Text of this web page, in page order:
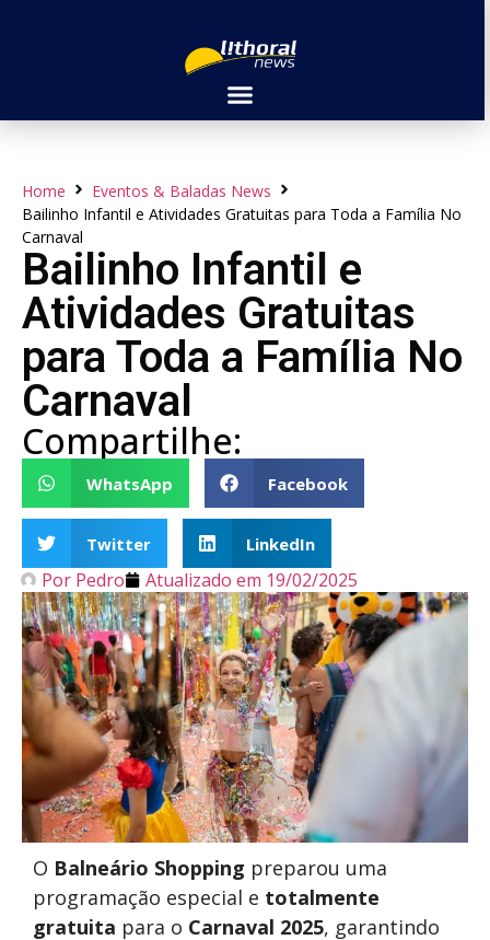
Home
Eventos & Baladas News
Bailinho Infantil e Atividades Gratuitas para Toda a Família No
Carnaval
Bailinho Infantil e
Atividades Gratuitas
para Toda a Família No
Carnaval
Compartilhe:
WhatsApp Facebook
Twitter LinkedIn
Por Pedro Atualizado em 19/02/2025
O Balneário Shopping preparou uma
programação especial e totalmente
gratuita para o Carnaval 2025, garantindo